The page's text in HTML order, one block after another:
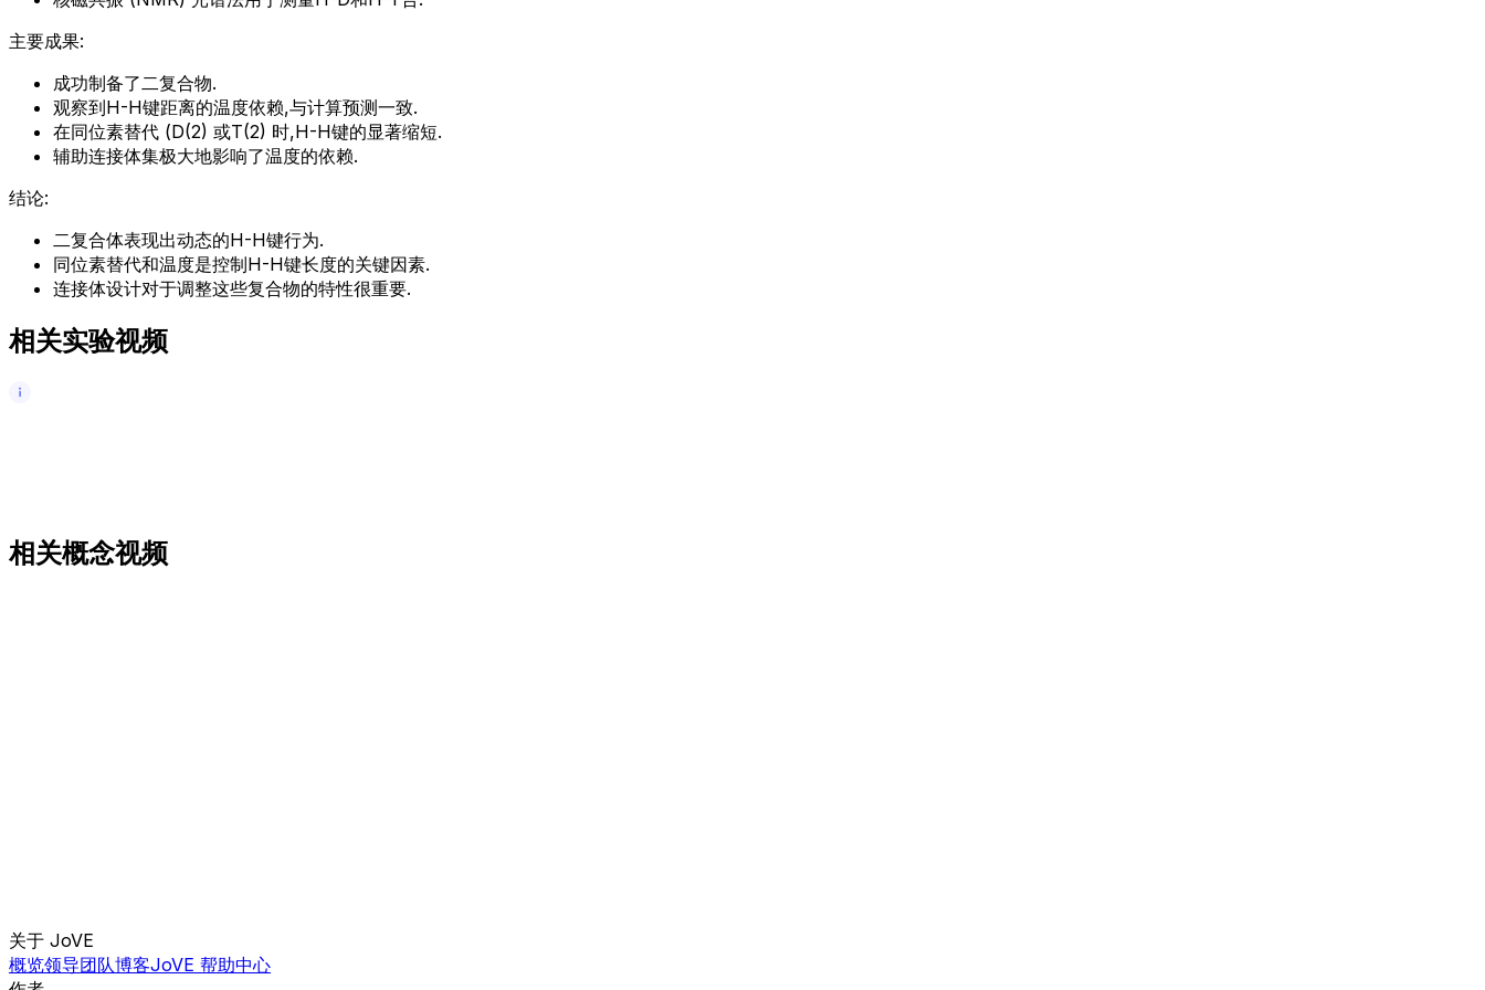
主要成果:
成功制备了二复合物.
观察到H-H键距离的温度依赖,与计算预测一致.
在同位素替代 (D(2) 或T(2) 时,H-H键的显著缩短.
辅助连接体集极大地影响了温度的依赖.
结论:
二复合体表现出动态的H-H键行为.
同位素替代和温度是控制H-H键长度的关键因素.
连接体设计对于调整这些复合物的特性很重要.
相关实验视频
相关概念视频
关于 JoVE
概览领导团队博客JoVE 帮助中心